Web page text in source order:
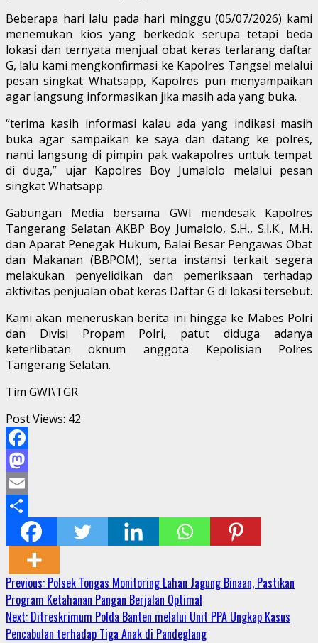
Beberapa hari lalu pada hari minggu (05/07/2026) kami
menemukan kios yang berkedok serupa tetapi beda
lokasi dan ternyata menjual obat keras terlarang daftar
G, lalu kami mengkonfirmasi ke Kapolres Tangsel melalui
pesan singkat Whatsapp, Kapolres pun menyampaikan
agar langsung informasikan jika masih ada yang buka.
“terima kasih informasi kalau ada yang indikasi masih
buka agar sampaikan ke saya dan datang ke polres,
nanti langsung di pimpin pak wakapolres untuk tempat
di duga,” ujar Kapolres Boy Jumalolo melalui pesan
singkat Whatsapp.
Gabungan Media bersama GWI mendesak Kapolres
Tangerang Selatan AKBP Boy Jumalolo, S.H., S.I.K., M.H.
dan Aparat Penegak Hukum, Balai Besar Pengawas Obat
dan Makanan (BBPOM), serta instansi terkait segera
melakukan penyelidikan dan pemeriksaan terhadap
aktivitas penjualan obat keras Daftar G di lokasi tersebut.
Kami akan meneruskan berita ini hingga ke Mabes Polri
dan Divisi Propam Polri, patut diduga adanya
keterlibatan oknum anggota Kepolisian Polres
Tangerang Selatan.
Tim GWI\TGR
Post Views: 42
Facebook
Mastodon
Email
Share
Continue
Reading
Previous: Polsek Tongas Monitoring Lahan Jagung Binaan, Pastikan
Program Ketahanan Pangan Berjalan Optimal
Next: Ditreskrimum Polda Banten melalui Unit PPA Ungkap Kasus
Pencabulan terhadap Tiga Anak di Pandeglang